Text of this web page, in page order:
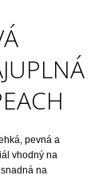
pevná a
vhodný na
na